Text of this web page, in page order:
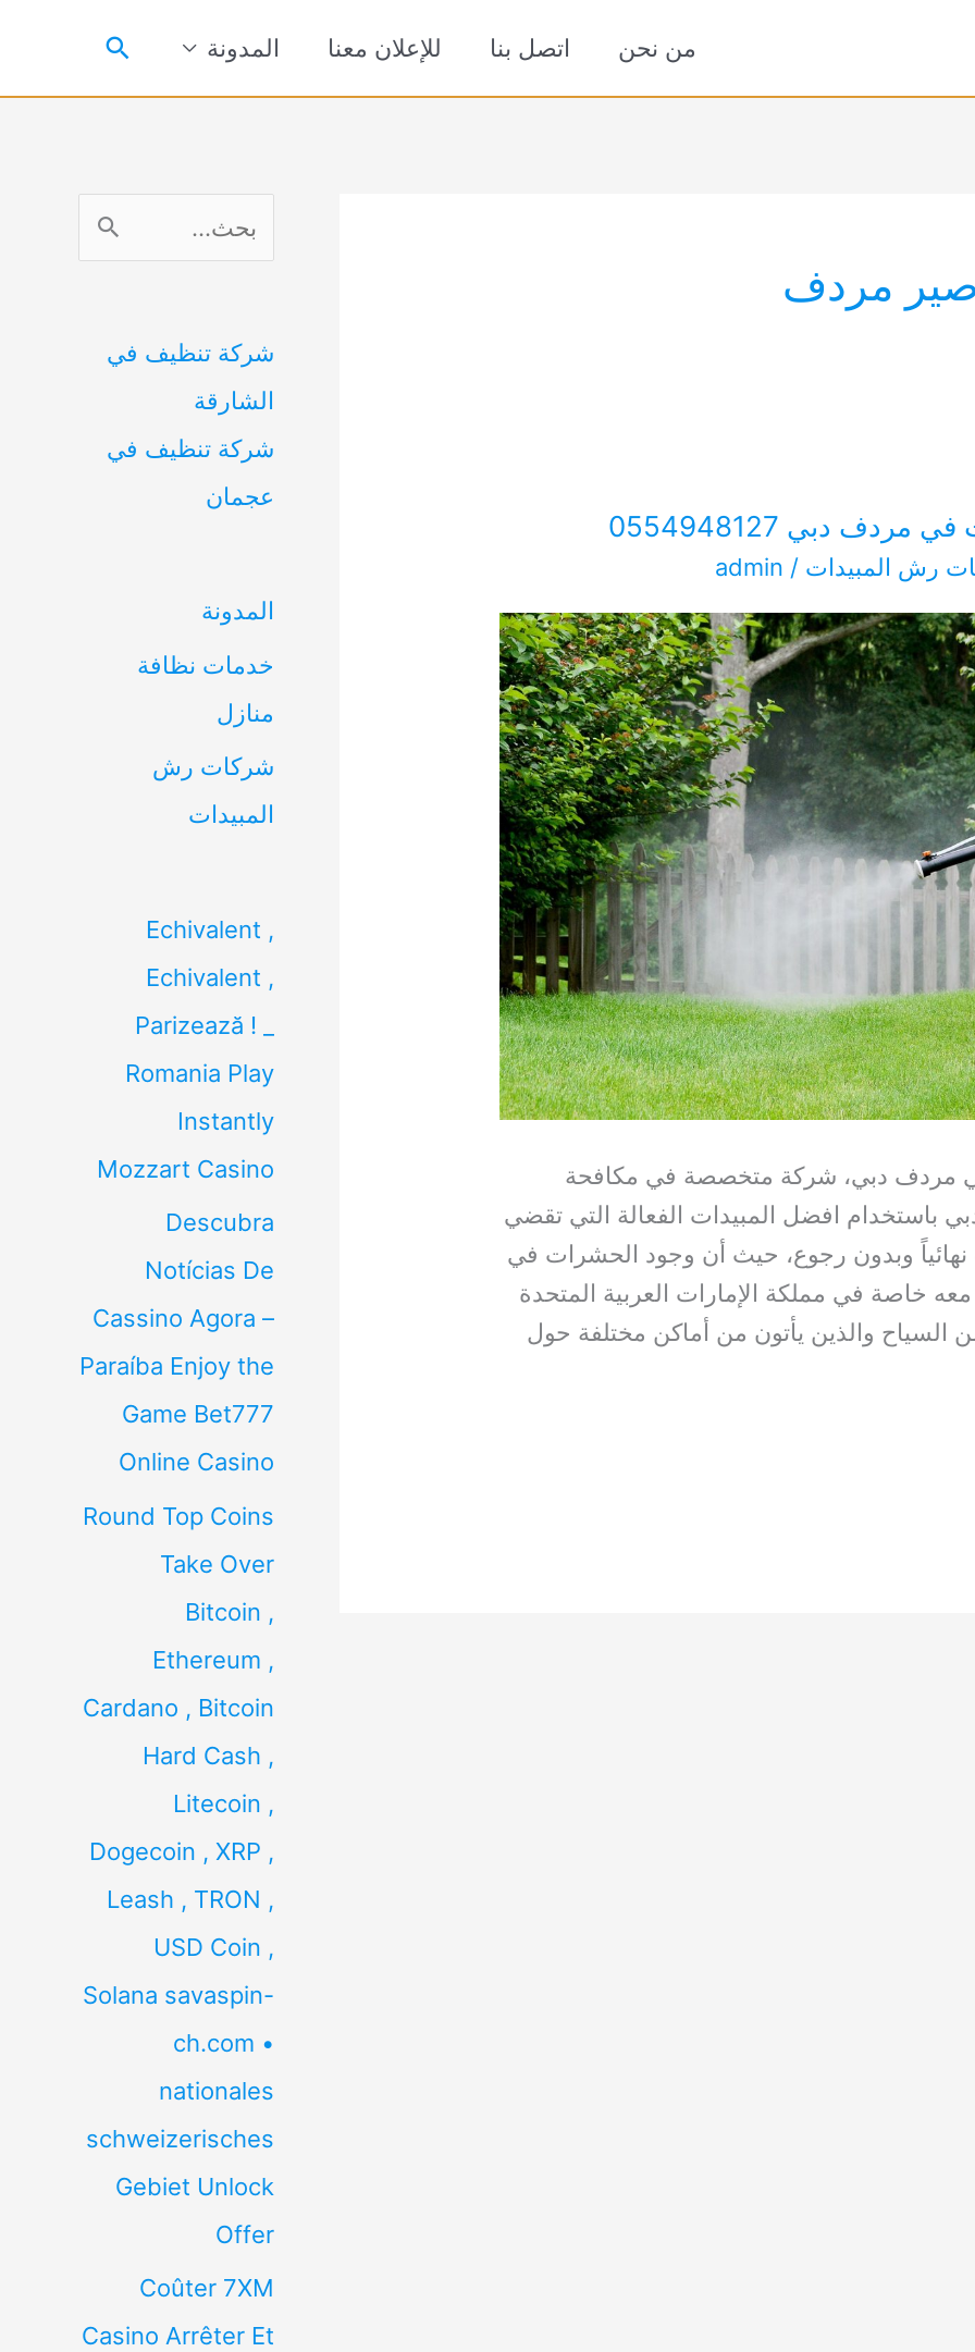
من نحن اتصل بنا للإعلان معنا المدونة البحث
مردف
دبي 0554948127
رش المبيدات /
admin
مردف دبي، شركة متخصصة في مكافحة
باستخدام افضل المبيدات الفعالة التي تقضي
وبدون رجوع، حيث أن وجود الحشرات في
خاصة في مملكة الإمارات العربية المتحدة
السياح والذين يأتون من أماكن مختلفة حول
ل
ح
ث
ع
ن
شركة تنظيف في
الشارقة
شركة تنظيف في
عجمان
المدونة
خدمات نظافة
منازل
شركات رش
المبيدات
Echivalent ,
Echivalent ,
Parizează ! _
Romania Play
Instantly
Mozzart Casino
Descubra
Notícias De
Cassino Agora –
Paraíba Enjoy the
Game Bet777
Online Casino
Round Top Coins
Take Over
Bitcoin ,
Ethereum ,
Cardano , Bitcoin
Hard Cash ,
Litecoin ,
Dogecoin , XRP ,
Leash , TRON ,
USD Coin ,
Solana savaspin-
ch.com •
nationales
schweizerisches
Gebiet Unlock
Offer
Coûter 7XM
Casino Arrêter Et